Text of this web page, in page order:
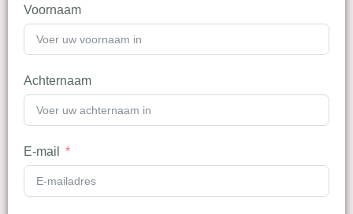
Voornaam
Achternaam
E-mail